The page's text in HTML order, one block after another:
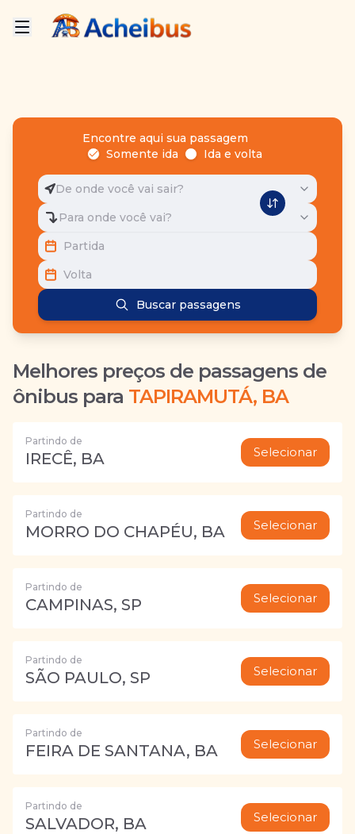
Encontre aqui sua passagem
Somente ida
Ida e volta
De onde você vai sair?
Para onde você vai?
Partida
Volta
Buscar passagens
Melhores preços de passagens de
ônibus para TAPIRAMUTÁ, BA
Partindo de
IRECÊ, BA Selecionar
Partindo de
MORRO DO CHAPÉU, BA Selecionar
Partindo de
CAMPINAS, SP Selecionar
Partindo de
SÃO PAULO, SP Selecionar
Partindo de
FEIRA DE SANTANA, BA Selecionar
Partindo de
SALVADOR, BA Selecionar